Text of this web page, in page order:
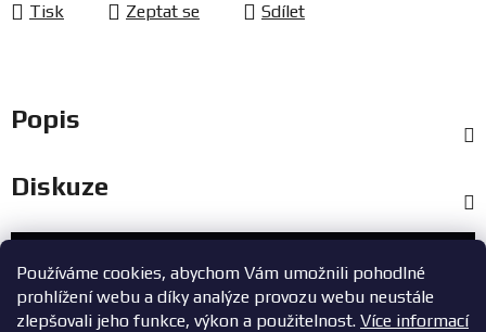
Používáme cookies, abychom Vám umožnili pohodlné
prohlížení webu a díky analýze provozu webu neustále
zlepšovali jeho funkce, výkon a použitelnost. Více informací
Tisk Zeptat se Sdílet
Popis
Diskuze
Zákaznický servis
+420 603 785 748